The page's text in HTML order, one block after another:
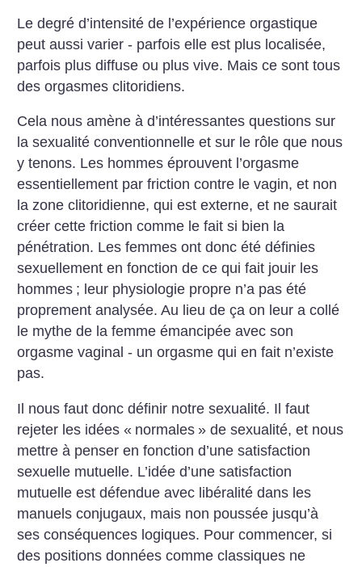
Le degré d’intensité de l’expérience orgastique
peut aussi varier - parfois elle est plus localisée,
parfois plus diffuse ou plus vive. Mais ce sont tous
des orgasmes clitoridiens.
Cela nous amène à d’intéressantes questions sur
la sexualité conventionnelle et sur le rôle que nous
y tenons. Les hommes éprouvent l’orgasme
essentiellement par friction contre le vagin, et non
la zone clitoridienne, qui est externe, et ne saurait
créer cette friction comme le fait si bien la
pénétration. Les femmes ont donc été définies
sexuellement en fonction de ce qui fait jouir les
hommes ; leur physiologie propre n’a pas été
proprement analysée. Au lieu de ça on leur a collé
le mythe de la femme émancipée avec son
orgasme vaginal - un orgasme qui en fait n’existe
pas.
Il nous faut donc définir notre sexualité. Il faut
rejeter les idées « normales » de sexualité, et nous
mettre à penser en fonction d’une satisfaction
sexuelle mutuelle. L’idée d’une satisfaction
mutuelle est défendue avec libéralité dans les
manuels conjugaux, mais non poussée jusqu’à
ses conséquences logiques. Pour commencer, si
des positions données comme classiques ne